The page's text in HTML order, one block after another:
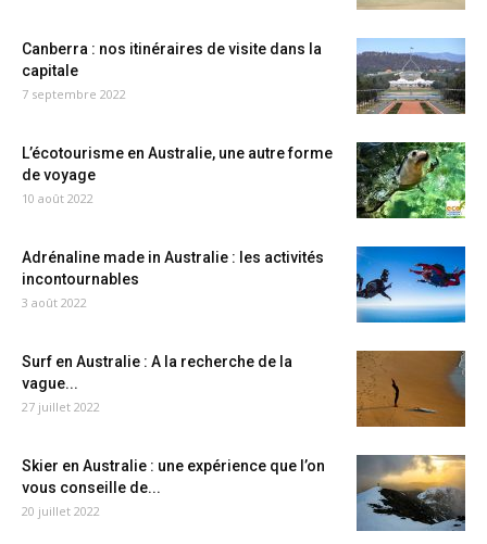
Canberra : nos itinéraires de visite dans la
capitale
7 septembre 2022
L’écotourisme en Australie, une autre forme
de voyage
10 août 2022
Adrénaline made in Australie : les activités
incontournables
3 août 2022
Surf en Australie : A la recherche de la
vague...
27 juillet 2022
Skier en Australie : une expérience que l’on
vous conseille de...
20 juillet 2022